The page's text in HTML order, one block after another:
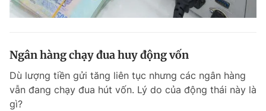
Sản phẩm khác
Thông tin tòa soạn Liên hệ quảng cáo
Ngân hàng chạy đua huy động vốn
Dù lượng tiền gửi tăng liên tục nhưng các ngân hàng
vẫn đang chạy đua hút vốn. Lý do của động thái này là
gì?